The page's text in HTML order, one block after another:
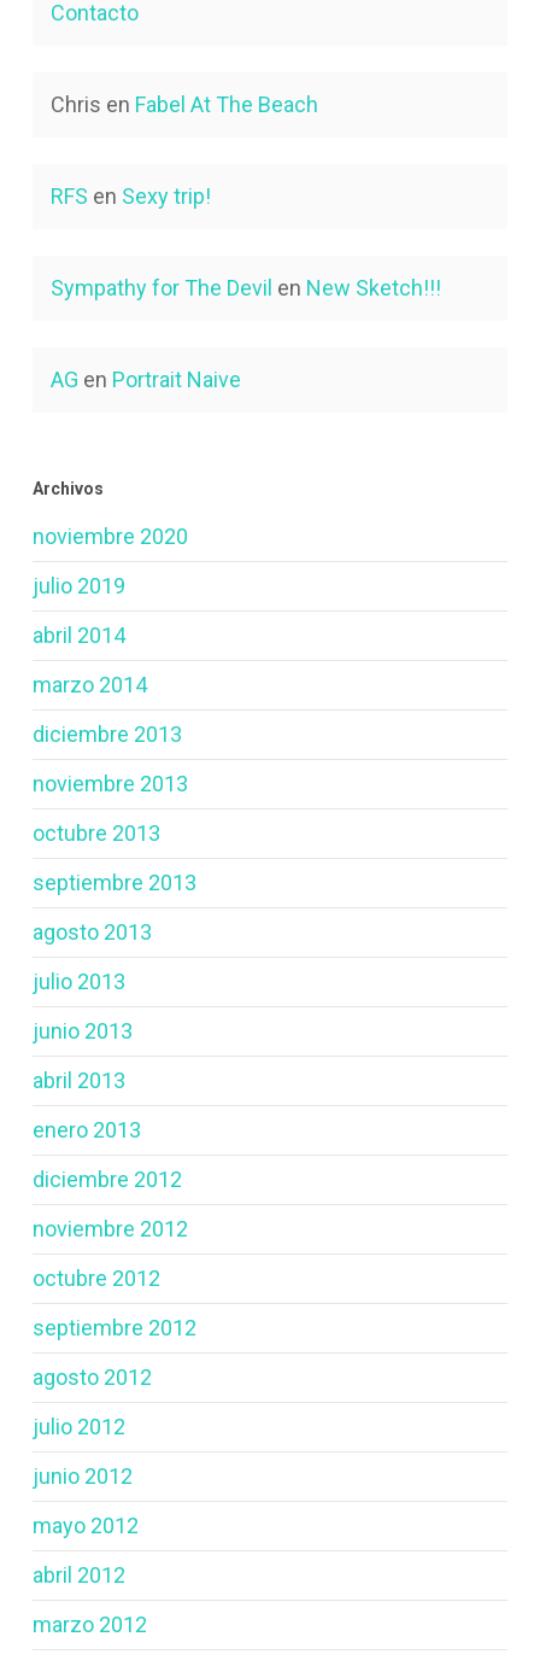
Contacto
Chris en Fabel At The Beach
RFS en Sexy trip!
Sympathy for The Devil en New Sketch!!!
AG en Portrait Naive
Archivos
noviembre 2020
julio 2019
abril 2014
marzo 2014
diciembre 2013
noviembre 2013
octubre 2013
septiembre 2013
agosto 2013
julio 2013
junio 2013
abril 2013
enero 2013
diciembre 2012
noviembre 2012
octubre 2012
septiembre 2012
agosto 2012
julio 2012
junio 2012
mayo 2012
abril 2012
marzo 2012